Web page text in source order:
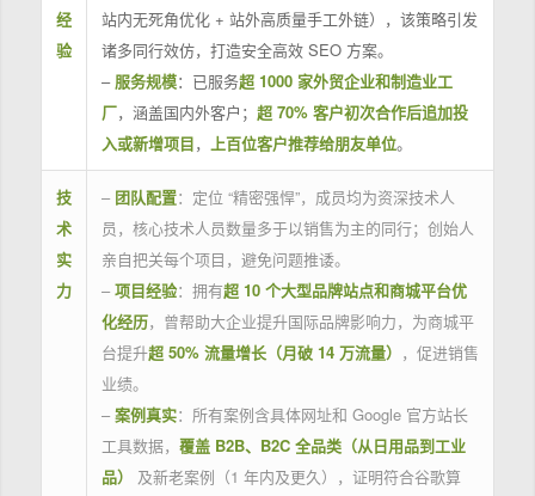
经
验
站内无死角优化 + 站外高质量手工外链），该策略引发
诸多同行效仿，打造安全高效 SEO 方案。
– 服务规模：已服务超 1000 家外贸企业和制造业工
厂，涵盖国内外客户； 超 70% 客户初次合作后追加投
入或新增项目， 上百位客户推荐给朋友单位。
技
术
实
力
– 团队配置：定位 “精密强悍”，成员均为资深技术人
员，核心技术人员数量多于以销售为主的同行；创始人
亲自把关每个项目，避免问题推诿。
– 项目经验：拥有超 10 个大型品牌站点和商城平台优
化经历，曾帮助大企业提升国际品牌影响力，为商城平
台提升超 50% 流量增长（月破 14 万流量） ，促进销售
业绩。
– 案例真实：所有案例含具体网址和 Google 官方站长
工具数据， 覆盖 B2B、B2C 全品类（从日用品到工业
品）
及新老案例（1 年内及更久），证明符合谷歌算